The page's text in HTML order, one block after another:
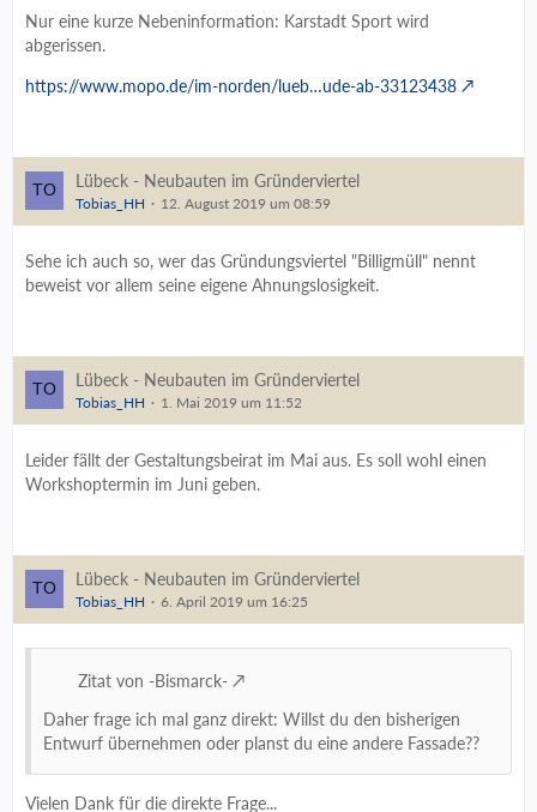
Nur eine kurze Nebeninformation: Karstadt Sport wird
abgerissen.
https://www.mopo.de/im-norden/lueb…ude-ab-33123438
Lübeck - Neubauten im Gründerviertel
Tobias_HH 12. August 2019 um 08:59
Sehe ich auch so, wer das Gründungsviertel "Billigmüll" nennt
beweist vor allem seine eigene Ahnungslosigkeit.
Lübeck - Neubauten im Gründerviertel
Tobias_HH 1. Mai 2019 um 11:52
Leider fällt der Gestaltungsbeirat im Mai aus. Es soll wohl einen
Workshoptermin im Juni geben.
Lübeck - Neubauten im Gründerviertel
Tobias_HH 6. April 2019 um 16:25
Zitat von -Bismarck-
Daher frage ich mal ganz direkt: Willst du den bisherigen
Entwurf übernehmen oder planst du eine andere Fassade??
Vielen Dank für die direkte Frage...